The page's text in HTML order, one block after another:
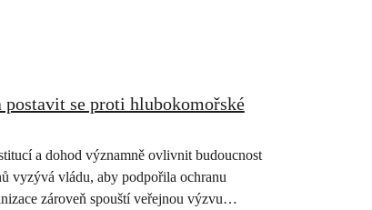
postavit se proti hlubokomořské
a dohod významně ovlivnit budoucnost
vyzývá vládu, aby podpořila ochranu
zároveň spouští veřejnou výzvu